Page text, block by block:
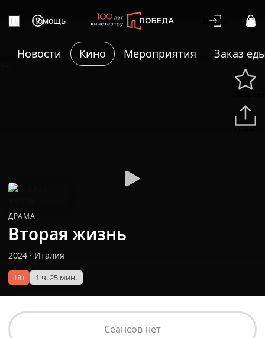
Помощь Войти
Новости Кино Мероприятия Заказ
ДРАМА
Вторая жизнь
2024 · Италия
18+ 1 ч. 25 мин.
Сеансов нет